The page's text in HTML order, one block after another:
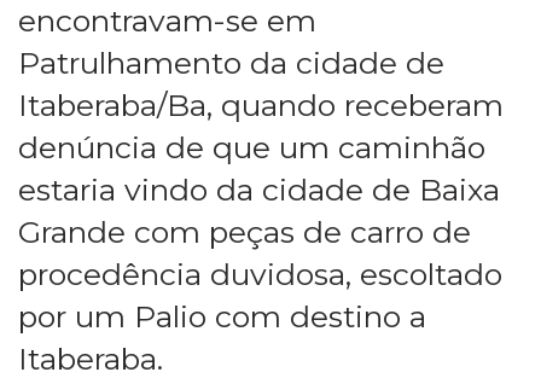
encontravam-se em
Patrulhamento da cidade de
Itaberaba/Ba, quando receberam
denúncia de que um caminhão
estaria vindo da cidade de Baixa
Grande com peças de carro de
procedência duvidosa, escoltado
por um Palio com destino a
Itaberaba.